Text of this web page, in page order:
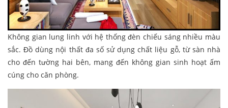
Không gian lung linh với hệ thống đèn chiếu sáng nhiều màu
sắc. Đồ dùng nội thất đa số sử dụng chất liệu gỗ, từ sàn nhà
cho đến tường hai bên, mang đến không gian sinh hoạt ấm
cúng cho căn phòng.